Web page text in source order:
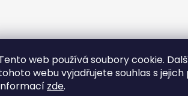
web používá soubory cookie.
webu vyjadřujete souhlas s
zde.